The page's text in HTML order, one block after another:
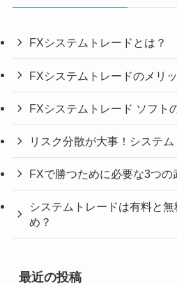
FXシステムトレードとは？
FXシステムトレードのメリ
FXシステムトレード ソフト
リスク分散が大事！システ
FXで勝つために必要な3つの
システムトレードは有料と
め？
最近の投稿